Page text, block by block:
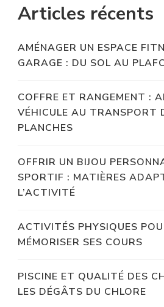
Articles récents
AMÉNAGER UN ESPACE
GARAGE : DU SOL AU
COFFRE ET RANGEMENT :
VÉHICULE AU TRANSPORT
PLANCHES
OFFRIR UN BIJOU
SPORTIF : MATIÈRES
L’ACTIVITÉ
ACTIVITÉS PHYSIQUES
MÉMORISER SES COURS
PISCINE ET QUALITÉ DES
LES DÉGÂTS DU CHLORE